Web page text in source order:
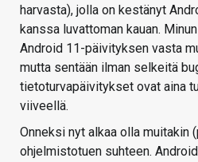
harvasta), jolla on kestänyt
kanssa luvattoman kauan.
Android 11-päivityksen vasta
mutta sentään ilman selkeitä
tietoturvapäivitykset ovat aina
viiveellä.
Onneksi nyt alkaa olla muitakin
ohjelmistotuen suhteen.